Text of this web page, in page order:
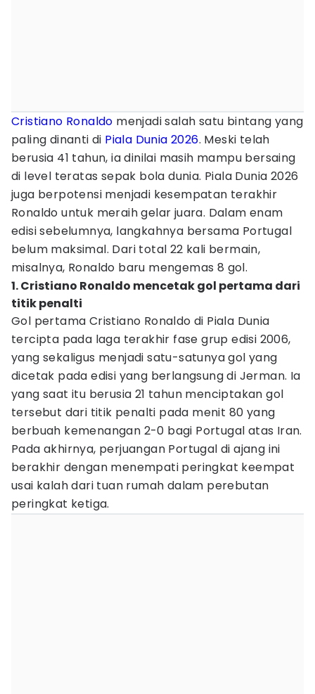
Cristiano Ronaldo menjadi salah satu bintang yang
paling dinanti di Piala Dunia 2026. Meski telah
berusia 41 tahun, ia dinilai masih mampu bersaing
di level teratas sepak bola dunia. Piala Dunia 2026
juga berpotensi menjadi kesempatan terakhir
Ronaldo untuk meraih gelar juara. Dalam enam
edisi sebelumnya, langkahnya bersama Portugal
belum maksimal. Dari total 22 kali bermain,
misalnya, Ronaldo baru mengemas 8 gol.
1. Cristiano Ronaldo mencetak gol pertama dari
titik penalti
Gol pertama Cristiano Ronaldo di Piala Dunia
tercipta pada laga terakhir fase grup edisi 2006,
yang sekaligus menjadi satu-satunya gol yang
dicetak pada edisi yang berlangsung di Jerman. Ia
yang saat itu berusia 21 tahun menciptakan gol
tersebut dari titik penalti pada menit 80 yang
berbuah kemenangan 2-0 bagi Portugal atas Iran.
Pada akhirnya, perjuangan Portugal di ajang ini
berakhir dengan menempati peringkat keempat
usai kalah dari tuan rumah dalam perebutan
peringkat ketiga.